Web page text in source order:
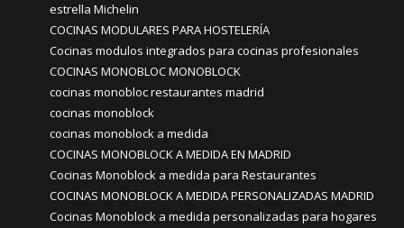
estrella Michelin
COCINAS MODULARES PARA HOSTELERÍA
Cocinas modulos integrados para cocinas profesionales
COCINAS MONOBLOC MONOBLOCK
cocinas monobloc restaurantes madrid
cocinas monoblock
cocinas monoblock a medida
COCINAS MONOBLOCK A MEDIDA EN MADRID
Cocinas Monoblock a medida para Restaurantes
COCINAS MONOBLOCK A MEDIDA PERSONALIZADAS MADRID
Cocinas Monoblock a medida personalizadas para hogares